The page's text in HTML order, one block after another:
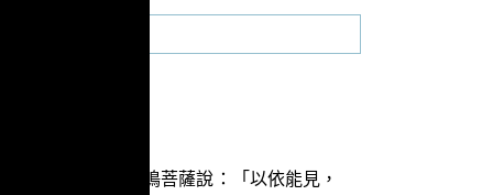
什麼是境界？馬鳴菩薩說：「以依能見，